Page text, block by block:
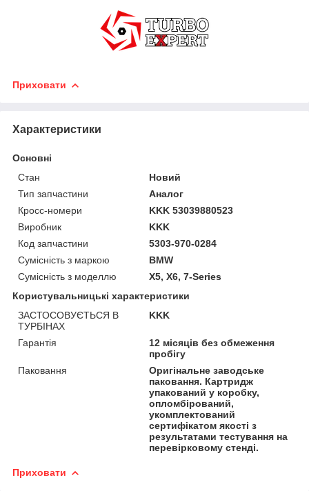
Приховати
Характеристики
Основні
Стан
Новий
Тип запчастини
Аналог
Кросс-номери
KKK 53039880523
Виробник
KKK
Код запчастини
5303-970-0284
Сумісність з маркою
BMW
Сумісність з моделлю
X5, X6, 7-Series
Користувальницькі характеристики
ЗАСТОСОВУЄТЬСЯ В
ТУРБІНАХ
KKK
Гарантія
12 місяців без обмеження
пробігу
Паковання
Оригінальне заводське
паковання. Картридж
упакований у коробку,
опломбірований,
укомплектований
сертифікатом якості з
результатами тестування на
перевірковому стенді.
Приховати